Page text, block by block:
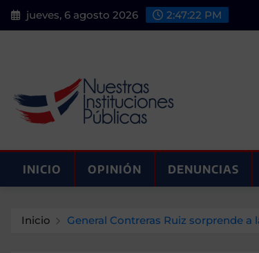
Saltar
al
jueves, 6 agosto 2026 2:47:22 PM
INICIO OPINIÓN DENUNCIAS
Inicio General Contreras Ruiz sorprende a